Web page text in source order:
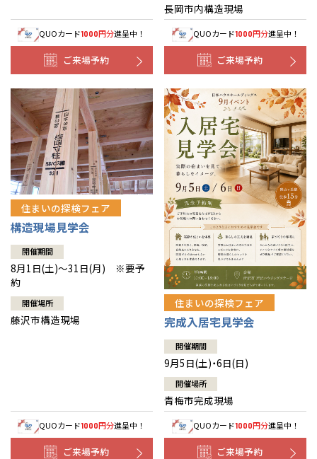
QUOカード1000円分進呈中！
ご来場予約
長岡市内構造現場
QUOカード1000円分進呈中！
ご来場予約
住まいの探検フェア
構造現場見学会
開催期間
8月1日(土)～31日(月) ※要予
約
開催場所
藤沢市構造現場
QUOカード1000円分進呈中！
ご来場予約
住まいの探検フェア
完成入居宅見学会
開催期間
9月5日(土)・6日(日)
開催場所
青梅市完成現場
QUOカード1000円分進呈中！
ご来場予約